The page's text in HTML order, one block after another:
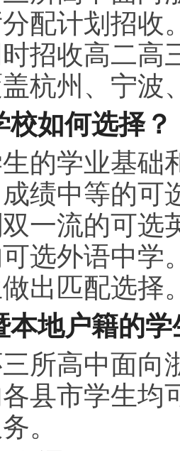
配计划招收
招收高二高
杭州、宁波
校如何选择？
的学业基础
绩中等的可
一流的可选
选外语中学
出匹配选择
本地户籍的
所高中面向
县市学生均
。